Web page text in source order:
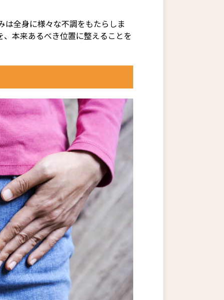
は全身に様々な不調をもたらしま
本来あるべき位置に整えることを